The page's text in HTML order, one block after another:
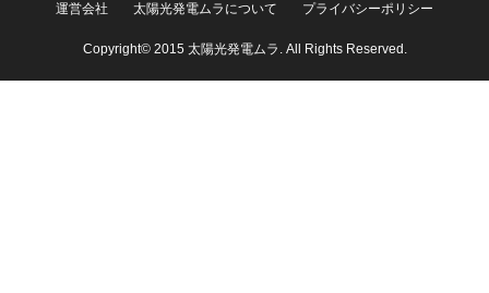
運営会社 太陽光発電ムラについて プライバシーポリシー
Copyright© 2015 太陽光発電ムラ. All Rights Reserved.